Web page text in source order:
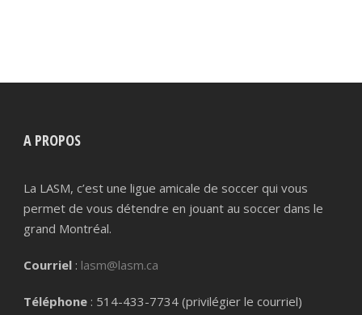
produit
A PROPOS
La LASM, c’est une ligue amicale de soccer qui vous
permet de vous détendre en jouant au soccer dans le
grand Montréal.
Courriel : lasm@lasm.ca
Téléphone : 514-433-7734 (privilégier le courriel)